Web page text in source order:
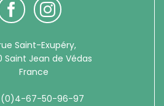
Saint-Exupéry,
Jean de Védas
France
67-50-96-97